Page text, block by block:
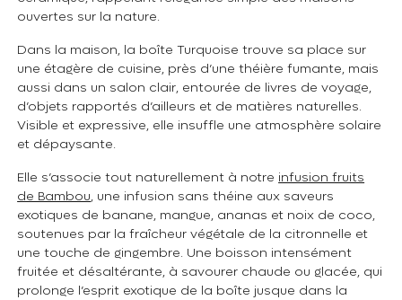
ouvertes sur la nature.
Dans la maison, la boîte Turquoise trouve sa place sur
une étagère de cuisine, près d’une théière fumante, mais
aussi dans un salon clair, entourée de livres de voyage,
d’objets rapportés d’ailleurs et de matières naturelles.
Visible et expressive, elle insuffle une atmosphère solaire
et dépaysante.
Elle s’associe tout naturellement à notre infusion fruits
de Bambou , une infusion sans théine aux saveurs
exotiques de banane, mangue, ananas et noix de coco,
soutenues par la fraîcheur végétale de la citronnelle et
une touche de gingembre. Une boisson intensément
fruitée et désaltérante, à savourer chaude ou glacée, qui
prolonge l’esprit exotique de la boîte jusque dans la